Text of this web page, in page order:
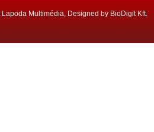
Multimédia, Designed by BioDigit Kft.